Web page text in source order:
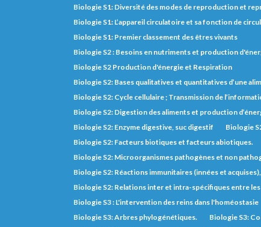
Biologie S1: Diversité des modes de reproduction et
Biologie S1: L’appareil circulatoire et sa fonction de
Biologie S1: Premier classement des êtres vivants
Biologie S2 : Besoins en nutriments et production
Biologie S2 Production d'énergie et Respiration
Biologie S2: Bases qualitatives et quantitatives d’une
Biologie S2: Cycle cellulaire ; Transmission de
Biologie S2: Digestion des aliments et production
Biologie S2: Enzyme digestive, suc digestif
Biologie
Biologie S2: Facteurs biotiques et facteurs abiotiques.
Biologie S2: Microorganismes pathogènes et non
Biologie S2: Réactions immunitaires (innées et
Biologie S2: Relations inter et intra-spécifiques entre
Biologie S3 : L'intervention des reins dans l'homéostasie
Biologie S3: Arbres phylogénétiques.
Biologie S3: